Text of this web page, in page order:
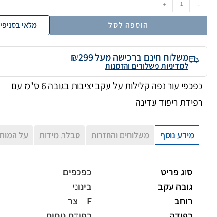
-
+
הוספה לסל מלאי
משלוח חינם ברכישה מעל ₪299
למדיניות משלוחים והזמנות
כפכפי עור נפה קלילות על עקב יציבות בגובה 6 ס"מ עם
רפידת ריפוד עדינה
מידע נוסף משלוחים והחזרות טבלת מידות על
סוג פריט
כפכפים
גובה עקב
בינוני
רוחב
F – צר